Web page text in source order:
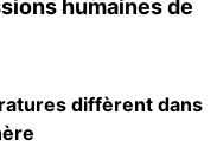
humaines de
diffèrent dans